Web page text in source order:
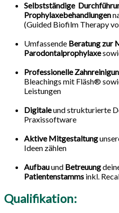
Selbstständige
Prophylaxebehandlungen
(Guided Biofilm Therapy
Umfassende Beratung zur
Parodontalprophylaxe
Professionelle
Bleachings mit Fläsh®
Leistungen
Digitaleund strukturierte
Praxissoftware
Aktive Mitgestaltung
Ideen zählen
Aufbauund Betreuung
Patientenstamms inkl.
Qualifikation: